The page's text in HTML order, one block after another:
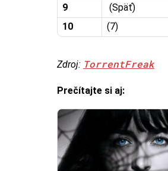
9 (Späť)
10 (7)
Zdroj: TorrentFreak
Prečítajte si aj: